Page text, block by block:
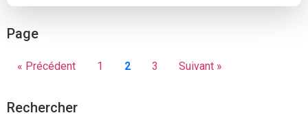
Page
« Précédent 1 2 3 Suivant »
Rechercher